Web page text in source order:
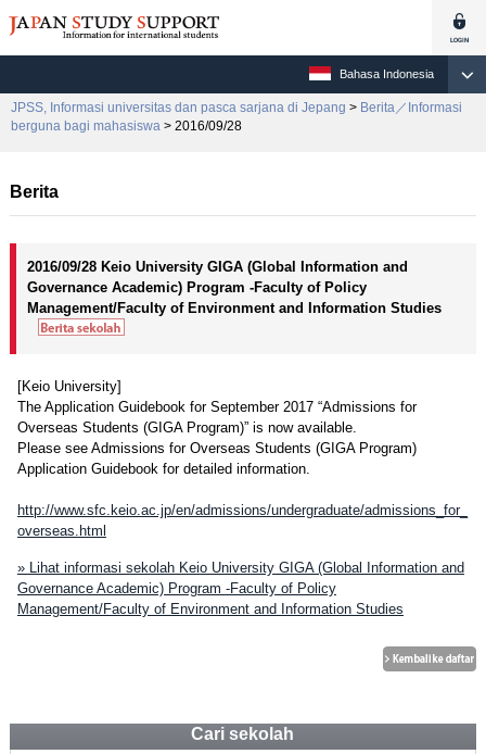
Bahasa Indonesia
JPSS, Informasi universitas dan pasca sarjana di Jepang > Berita／Informasi
berguna bagi mahasiswa > 2016/09/28
Berita
2016/09/28 Keio University GIGA (Global Information and
Governance Academic) Program -Faculty of Policy
Management/Faculty of Environment and Information Studies
[Keio University]
The Application Guidebook for September 2017 “Admissions for
Overseas Students (GIGA Program)” is now available.
Please see Admissions for Overseas Students (GIGA Program)
Application Guidebook for detailed information.
http://www.sfc.keio.ac.jp/en/admissions/undergraduate/admissions_for_
overseas.html
» Lihat informasi sekolah Keio University GIGA (Global Information and
Governance Academic) Program -Faculty of Policy
Management/Faculty of Environment and Information Studies
Cari sekolah